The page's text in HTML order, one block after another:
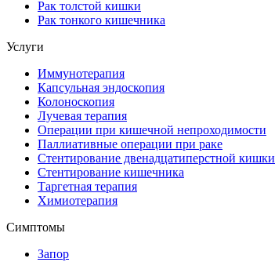
Рак толстой кишки
Рак тонкого кишечника
Услуги
Иммунотерапия
Капсульная эндоскопия
Колоноскопия
Лучевая терапия
Операции при кишечной непроходимости
Паллиативные операции при раке
Стентирование двенадцатиперстной кишки
Стентирование кишечника
Таргетная терапия
Химиотерапия
Симптомы
Запор